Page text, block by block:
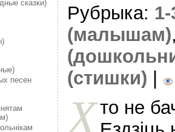
сказки)
песен
Рубрыка:
(малышам)
(стишки)
Хто не